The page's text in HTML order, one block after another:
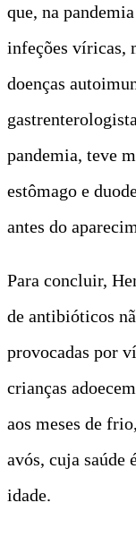
que, na
infeções víricas,
doenças
pandemia, teve
estômago e
antes do
Para concluir,
de antibióticos
provocadas por
crianças
aos meses de
avós, cuja saúde
idade.